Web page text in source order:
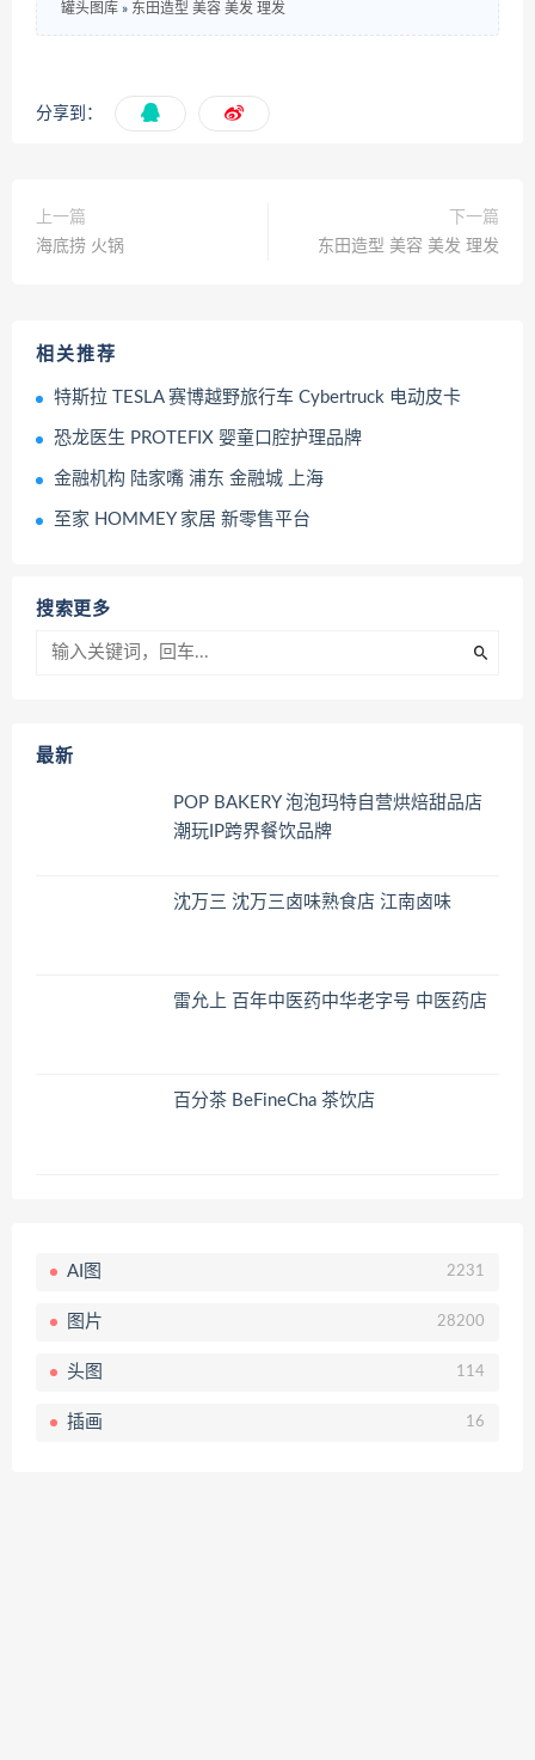
罐头图库 » 东田造型 美容 美发 理发
分享到：
上一篇
海底捞 火锅
下一篇
东田造型 美容 美发 理发
相关推荐
特斯拉 TESLA 赛博越野旅行车 Cybertruck 电动皮卡
恐龙医生 PROTEFIX 婴童口腔护理品牌
金融机构 陆家嘴 浦东 金融城 上海
至家 HOMMEY 家居 新零售平台
搜索更多
最新
POP BAKERY 泡泡玛特自营烘焙甜品店
潮玩IP跨界餐饮品牌
沈万三 沈万三卤味熟食店 江南卤味
雷允上 百年中医药中华老字号 中医药店
百分茶 BeFineCha 茶饮店
AI图 2231
图片 28200
头图 114
插画 16